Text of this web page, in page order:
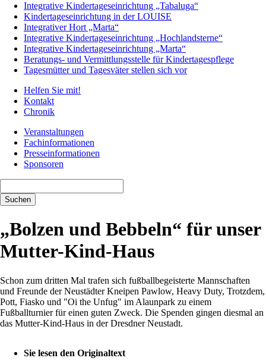
Integrative Kindertageseinrichtung „Tabaluga“
Kindertageseinrichtung in der LOUISE
Integrativer Hort „Marta“
Integrative Kindertageseinrichtung „Hochlandsterne“
Integrative Kindertageseinrichtung „Marta“
Beratungs- und Vermittlungsstelle für Kindertagespflege
Tagesmütter und Tagesväter stellen sich vor
Helfen Sie mit!
Kontakt
Chronik
Veranstaltungen
Fachinformationen
Presseinformationen
Sponsoren
Suchen
„Bolzen und Bebbeln“ für unser
Mutter-Kind-Haus
Schon zum dritten Mal trafen sich fußballbegeisterte Mannschaften
und Freunde der Neustädter Kneipen Pawlow, Heavy Duty, Trotzdem,
Pott, Fiasko und "Oi the Unfug" im Alaunpark zu einem
Fußballturnier für einen guten Zweck. Die Spenden gingen diesmal an
das Mutter-Kind-Haus in der Dresdner Neustadt.
Sie lesen den Originaltext